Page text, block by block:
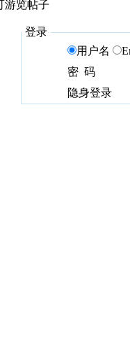
游览帖子
登录
用户名
密 码
隐身登录